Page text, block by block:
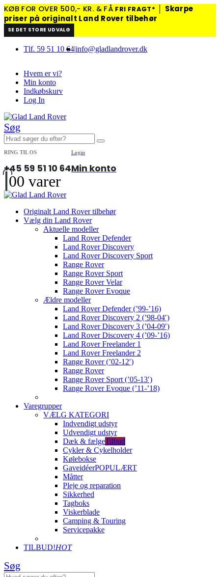
KØB FOR OVER 500,- KR. & FÅ FRI FRAGT*
Skarpe
priser på originalt Land Rover tilbehør
SE DET STORE UDVALG
Tlf. 59 51 10 64|info@gladlandrover.dk
Hvem er vi?
Min konto
Indkøbskurv
Log In
Søg
RING TIL OS
+45 59 51 10 64
Login
Min konto
00 varer
Originalt Land Rover tilbehør
Vælg din Land Rover
Aktuelle modeller
Land Rover Defender
Land Rover Discovery
Land Rover Discovery Sport
Range Rover
Range Rover Sport
Range Rover Velar
Range Rover Evoque
Ældre modeller
Land Rover Defender (’99-’16)
Land Rover Discovery 2 (’98-04′)
Land Rover Discovery 3 (’04-09′)
Land Rover Discovery 4 (’09-’16)
Land Rover Freelander 1
Land Rover Freelander 2
Range Rover (’02-12′)
Range Rover
Range Rover Sport (’05-13′)
Range Rover Evoque (’11-’18)
Varegrupper
VÆLG KATEGORI
Indvendigt udstyr
Udvendigt udstyr
Dæk & fælgeTilbud
Cykler & Cykelholder
Kølebokse
GaveidéerPOPULÆRT
Måtter
Pleje og reparation
Sikkerhed
Tagboks
Viskerblade
Camping & Touring
Servicepakke
TILBUD!HOT
Søg